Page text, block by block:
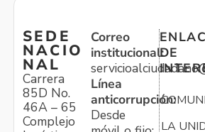
SEDE
NACIO
NAL
Carrera
85D No.
46A – 65
Complejo
Correo
institucional:
Línea
anticorrupción:
Desde
DE
LA